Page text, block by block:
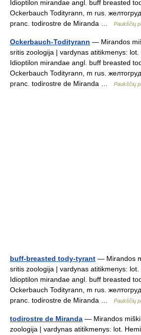
Idioptilon mirandae angl. buff breasted
Ockerbauch Todityrann, m rus.
pranc. todirostre de Miranda …
Paukščių
Ockerbauch-Todityrann — Mirandos
sritis zoologija | vardynas atitikmenys:
Idioptilon mirandae angl. buff breasted
Ockerbauch Todityrann, m rus.
pranc. todirostre de Miranda …
Paukščių
buff-breasted tody-tyrant — Mirandos
sritis zoologija | vardynas atitikmenys:
Idioptilon mirandae angl. buff breasted
Ockerbauch Todityrann, m rus.
pranc. todirostre de Miranda …
Paukščių
todirostre de Miranda — Mirandos
zoologija | vardynas atitikmenys: lot.